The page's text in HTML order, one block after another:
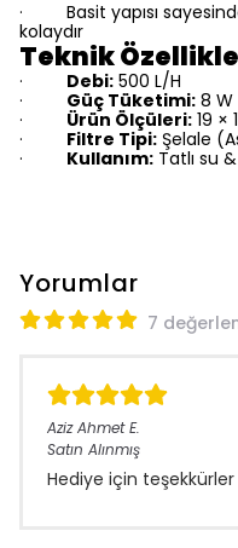
·
Basit yapısı
kolaydır
Teknik
· Debi: 500 L/H
· Güç Tüketimi: 8 W
· Ürün Ölçüleri: 19 ×
· Filtre Tipi: Şelale
· Kullanım: Tatlı su
Yorumlar
7
Aziz Ahmet E.
Satın Alınmış
Hediye için teşekkürler